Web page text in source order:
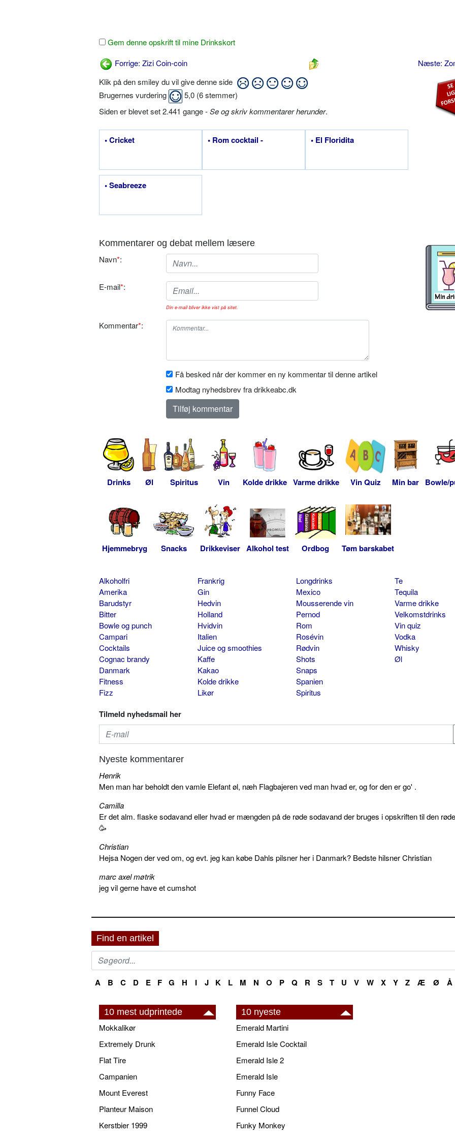
Gem denne opskrift til mine Drinkskort
Forrige: Zizi Coin-coin
Næste:
Klik på den smiley du vil give denne side
Brugernes vurdering
5,0 (6stemmer)
Siden er blevet set 2.441 gange -Se og skriv kommentarer herunder.
• Cricket • Rom cocktail - • El Floridita
• Seabreeze
Kommentarer og debat mellem læsere
Navn*:
E-mail*:
Din e-mail bliver ikke vist på sitet.
Kommentar*:
Få besked når der kommer en ny kommentar til denne artikel
Modtag nyhedsbrev fra drikkeabc.dk
Drinks Øl Spiritus Vin Kolde drikke Varme drikke Vin Quiz Min bar Bowle/
Hjemmebryg Snacks Drikkeviser Alkohol test Ordbog Tøm barskabet
Alkoholfri
Amerika
Barudstyr
Bitter
Bowle og punch
Campari
Cocktails
Cognac brandy
Danmark
Fitness
Fizz
Frankrig
Gin
Hedvin
Holland
Hvidvin
Italien
Juice og smoothies
Kaffe
Kakao
Kolde drikke
Likør
Longdrinks
Mexico
Mousserende vin
Pernod
Rom
Rosévin
Rødvin
Shots
Snaps
Spanien
Spiritus
Te
Tequila
Varme drikke
Velkomstdrinks
Vin quiz
Vodka
Whisky
Øl
Tilmeld nyhedsmail her
Nyeste kommentarer
Henrik
Men man har beholdt den vamle Elefant øl, næh Flagbajeren ved man hvad er, og for den er go' .
Camilla
Er det alm. flaske sodavand eller hvad er mængden på de røde sodavand der bruges i opskriften til den
🥳
Christian
Hejsa Nogen der ved om, og evt. jeg kan købe Dahls pilsner her i Danmark? Bedste hilsner Christian
marc axel møtrik
jeg vil gerne have et cumshot
Find en artikel
A B C D E F G H I J K L M N O P Q R S T U V W X Y Z Æ Ø Å
10 mest udprintede
Mokkalikør
Extremely Drunk
Flat Tire
Campanien
Mount Everest
Planteur Maison
Kerstbier 1999
10 nyeste
Emerald Martini
Emerald Isle Cocktail
Emerald Isle 2
Emerald Isle
Funny Face
Funnel Cloud
Funky Monkey